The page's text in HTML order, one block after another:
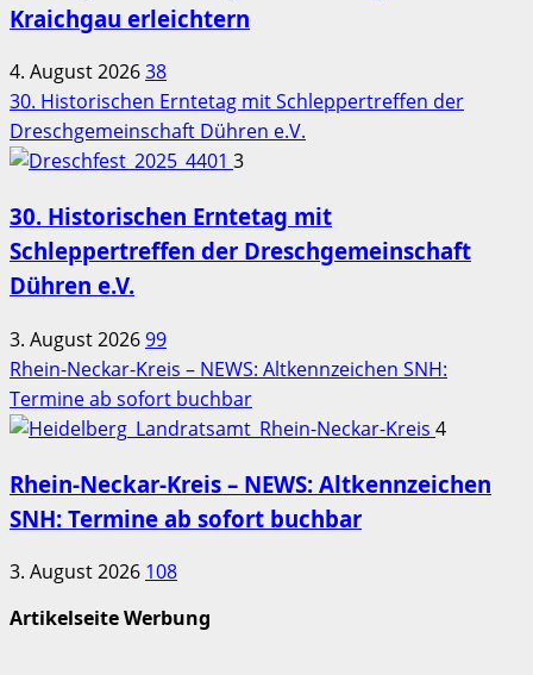
Kraichgau erleichtern
4. August 202638
30. Historischen Erntetag mit Schleppertreffen der
Dreschgemeinschaft Dühren e.V.
3
30. Historischen Erntetag mit
Schleppertreffen der Dreschgemeinschaft
Dühren e.V.
3. August 202699
Rhein-Neckar-Kreis – NEWS: Altkennzeichen SNH:
Termine ab sofort buchbar
4
Rhein-Neckar-Kreis – NEWS: Altkennzeichen
SNH: Termine ab sofort buchbar
3. August 2026 108
Artikelseite Werbung